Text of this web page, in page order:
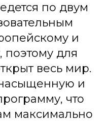
по двум
и
поэтому для
весь мир.
и
что
максимально